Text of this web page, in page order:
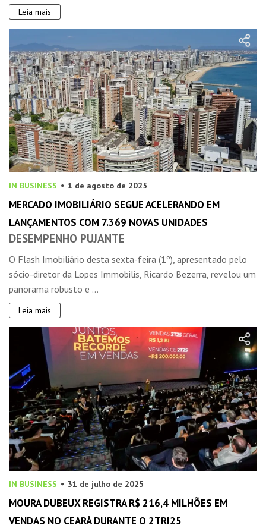
Leia mais
IN BUSINESS 1 de agosto de 2025
MERCADO IMOBILIÁRIO SEGUE ACELERANDO EM
LANÇAMENTOS COM 7.369 NOVAS UNIDADES
DESEMPENHO PUJANTE
O Flash Imobiliário desta sexta-feira (1º), apresentado pelo
sócio-diretor da Lopes Immobilis, Ricardo Bezerra, revelou um
panorama robusto e ...
Leia mais
IN BUSINESS 31 de julho de 2025
MOURA DUBEUX REGISTRA R$ 216,4 MILHÕES EM
VENDAS NO CEARÁ DURANTE O 2TRI25